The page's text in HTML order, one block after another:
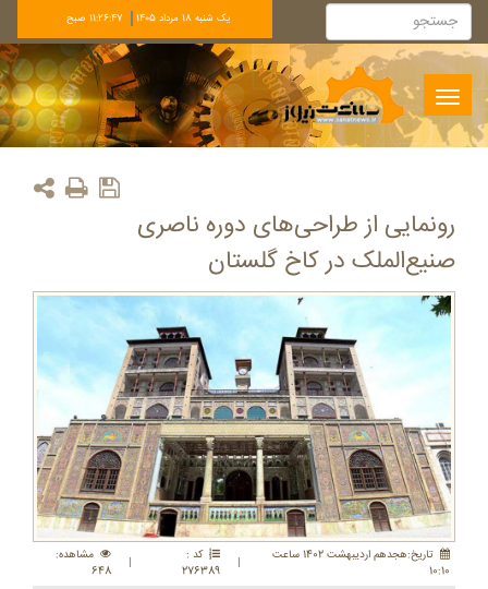
يک شنبه 18 مرداد 1405 11:26:47 صبح
Toggle
navigation
رونمایی از طراحی‌های دوره ناصری
صنیع‌الملک در کاخ گلستان
تاريخ:هجدهم ارديبهشت 1402 ساعت
10:10
|
کد :
276389
|
مشاهده:
648